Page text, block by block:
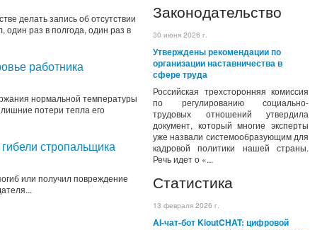
Законодательство
30 июня 2026 г.
Утверждены рекомендации по
организации наставничества в
сфере труда
Российская трехсторонняя комиссия
по регулированию социально-
трудовых отношений утвердила
документ, который многие эксперты
уже назвали системообразующим для
кадровой политики нашей страны.
Речь идет о «...
Статистика
13 февраля 2026 г.
AI-чат-бот KioutCHAT: цифровой
делать запись об отсутствии
один раз в полгода, один раз в
работника
нормальной температуры
потери тепла его
стропальщика
или получил повреждение